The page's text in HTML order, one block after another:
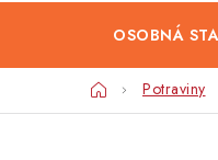
OSOBNÁ
DomovPotraviny